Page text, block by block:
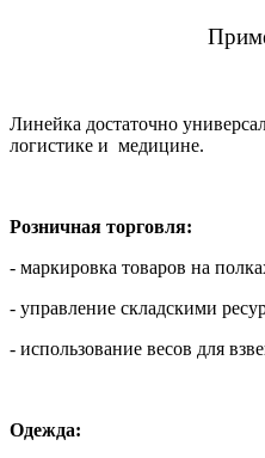
Линейка достаточно
логистике и медицине.
Розничная торговля:
- маркировка товаров на
- управление складскими
- использование весов для
Одежда: